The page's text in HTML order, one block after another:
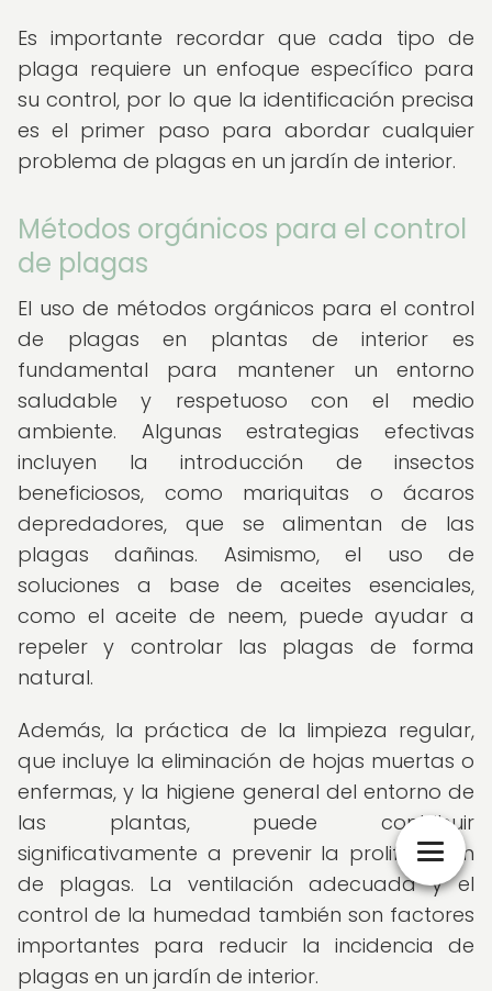
Es importante recordar que cada tipo de
plaga requiere un enfoque específico para
su control, por lo que la identificación precisa
es el primer paso para abordar cualquier
problema de plagas en un jardín de interior.
Métodos orgánicos para el control
de plagas
El uso de métodos orgánicos para el control
de plagas en plantas de interior es
fundamental para mantener un entorno
saludable y respetuoso con el medio
ambiente. Algunas estrategias efectivas
incluyen la introducción de insectos
beneficiosos, como mariquitas o ácaros
depredadores, que se alimentan de las
plagas dañinas. Asimismo, el uso de
soluciones a base de aceites esenciales,
como el aceite de neem, puede ayudar a
repeler y controlar las plagas de forma
natural.
Además, la práctica de la limpieza regular,
que incluye la eliminación de hojas muertas o
enfermas, y la higiene general del entorno de
las plantas, puede contribuir
significativamente a prevenir la proliferación
de plagas. La ventilación adecuada y el
control de la humedad también son factores
importantes para reducir la incidencia de
plagas en un jardín de interior.